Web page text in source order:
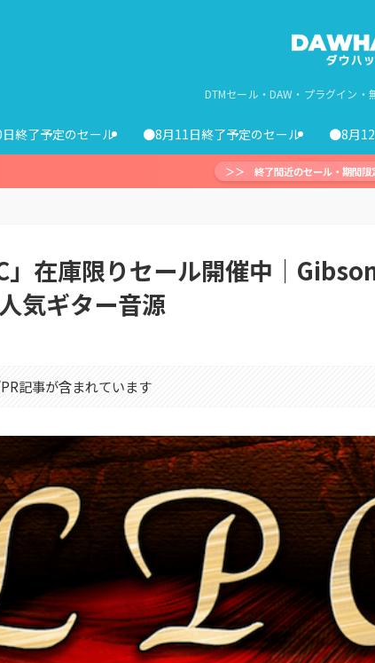
DTMセール・DAW・プラグイン・
終了予定のセール ●8月11日終了予定のセール ●8月12
＞＞ 終了間近のセール・期間
」在庫限りセール開催中｜
気ギター音源
記事が含まれています